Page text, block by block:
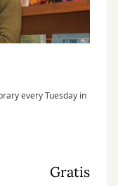
every Tuesday in
Gratis